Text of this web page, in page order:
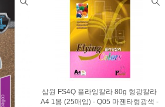
삼원 FS4Q 플라잉칼라 80g 형광칼라
A4 1봉 (25매입) - Q05 마젠타형광색 -